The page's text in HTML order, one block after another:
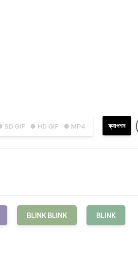
SD GIF ● HD GIF ● MP4 ক্যাপশন
BLINK BLINK BLINK